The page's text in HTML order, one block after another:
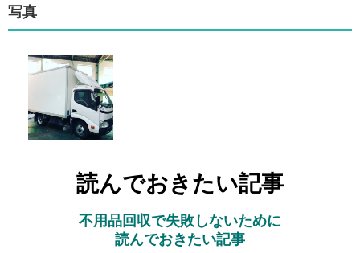
写真
読んでおきたい記事
不用品回収で失敗しないために
読んでおきたい記事